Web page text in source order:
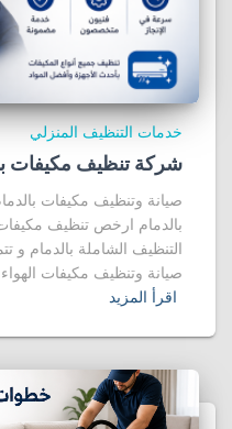
خدمات التنظيف المنزلي
شركة تنظيف مكيفات
صيانة وتنظيف مكيفات
بالدمام ارخص تنظيف
التنظيف الشاملة بالدمام
صيانة وتنظيف مكيفات
اقرأ المزيد